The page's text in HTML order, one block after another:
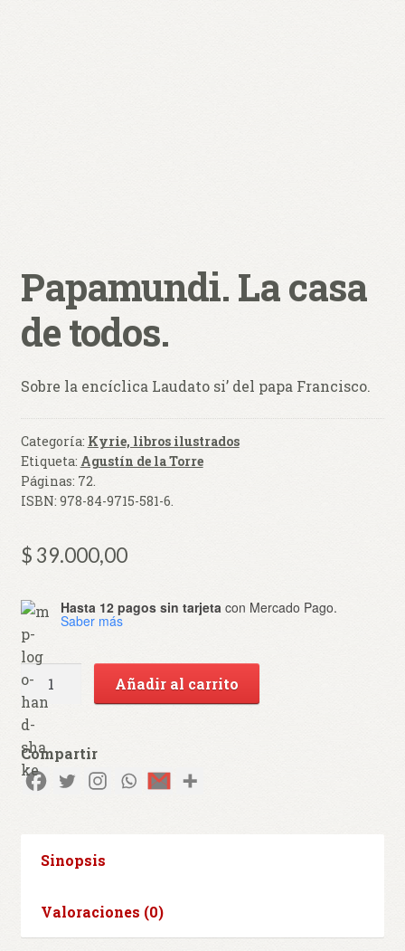
Papamundi. La casa
de todos.
Sobre la encíclica Laudato si’ del papa Francisco.
Categoría: Kyrie, libros ilustrados
Etiqueta: Agustín de la Torre
Páginas: 72.
ISBN: 978-84-9715-581-6.
$ 39.000,00
Hasta 12 pagos sin tarjeta con Mercado Pago.
Saber más
Papamundi.
La
casa
de
todos.
cantidad
Añadir al carrito
Compartir
Sinopsis
Valoraciones (0)